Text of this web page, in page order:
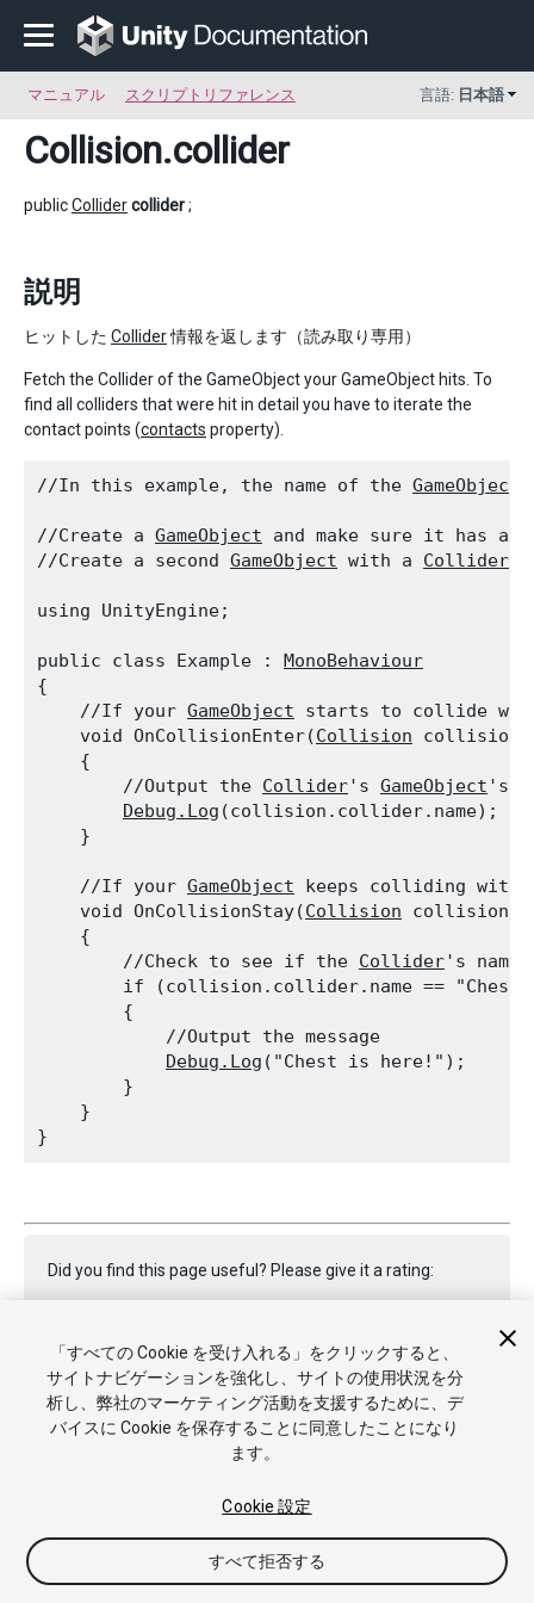
マニュアル スクリプトリファレンス 言語: 日本語
Collision.collider
publicCollidercollider;
説明
ヒットした Collider情報を返します（読み取り専用）
Fetch the Collider of the GameObject your GameObject hits. To
find all colliders that were hit in detail you have to iterate the
contact points (contacts property).
//In this example, the name of the GameObject
//Create a GameObject and make sure it has a
//Create a second GameObject with a Collider
using UnityEngine;
public class Example : MonoBehaviour
{
    //If your
GameObject starts to collide
    void OnCollisionEnter(
Collision collision)
    {
        //Output the
Collider's GameObject 's
Debug.Log (collision.collider.name);
    }
    //If your
GameObject keeps colliding with
    void OnCollisionStay(
Collision collision)
    {
        //Check to see if the
Collider's
if (collision.collider.name ==
        {
            //Output the message
Debug.Log ("Chest is here!");
        }
    }
Did you find this page useful? Please give it a rating:
Report a problem on this page
Copyright © 2019 Unity Technologies. Publication 2018.4
チュートリアル
ナレッジベース
「すべての Cookie を受け入れる」をクリックすると、
サイトナビゲーションを強化し、サイトの使用状況を分
析し、弊社のマーケティング活動を支援するために、デ
バイスに Cookie を保存することに同意したことになり
ます。
Cookie 設定
すべて拒否する